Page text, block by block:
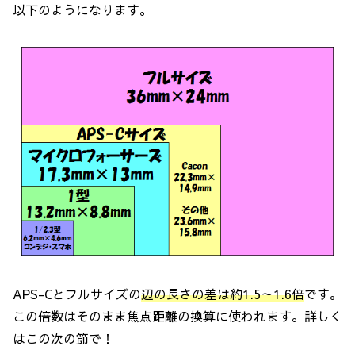
以下のようになります。
APS-Cとフルサイズの辺の長さの差は約1.5～1.6倍です。
この倍数はそのまま焦点距離の換算に使われます。詳しく
はこの次の節で！